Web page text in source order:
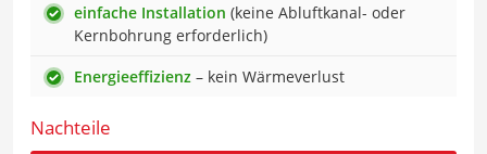
einfache Installation (keine Abluftkanal- oder
Kernbohrung erforderlich)
Energieeffizienz – kein Wärmeverlust
Nachteile